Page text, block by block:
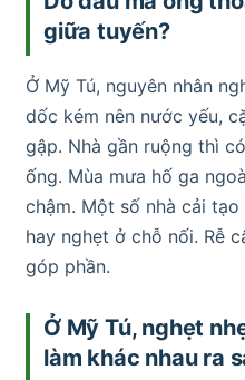
giữa tuyến?
Ở Mỹ Tú, nguyên nhân
dốc kém nên nước yếu,
gập. Nhà gần ruộng thì
ống. Mùa mưa hố ga
chậm. Một số nhà cải
hay nghẹt ở chỗ nối. Rễ
góp phần.
Ở Mỹ Tú, nghẹt
làm khác nhau ra